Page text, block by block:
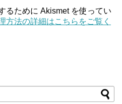
るために Akismet を使ってい
方法の詳細はこちらをご覧く